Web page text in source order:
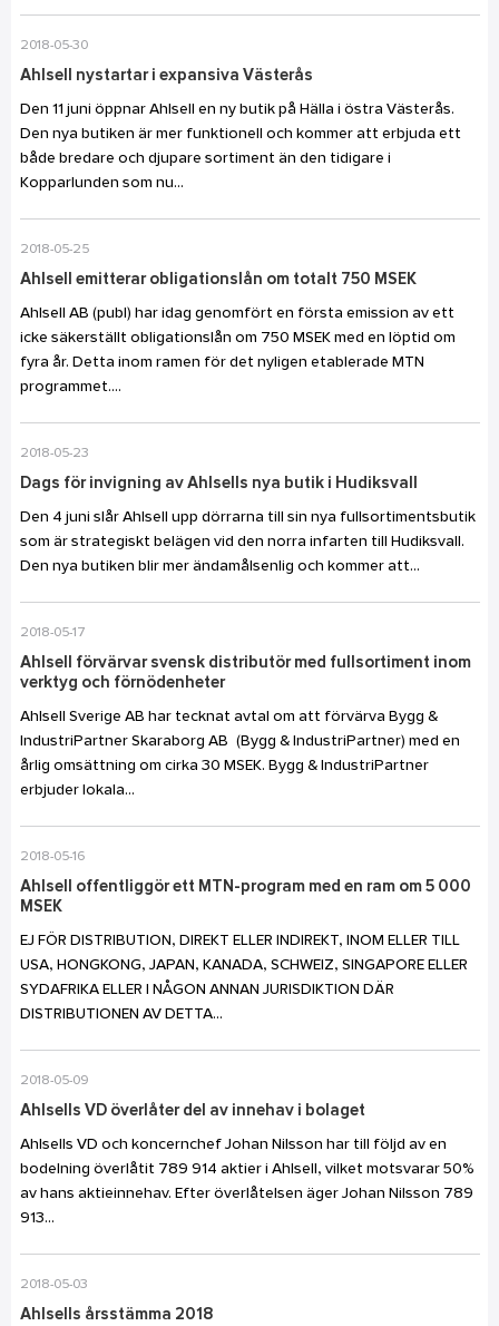
2018-05-30
Ahlsell nystartar i expansiva Västerås
Den 11 juni öppnar Ahlsell en ny butik på Hälla i östra Västerås.
Den nya butiken är mer funktionell och kommer att erbjuda ett
både bredare och djupare sortiment än den tidigare i
Kopparlunden som nu...
2018-05-25
Ahlsell emitterar obligationslån om totalt 750 MSEK
Ahlsell AB (publ) har idag genomfört en första emission av ett
icke säkerställt obligationslån om 750 MSEK med en löptid om
fyra år. Detta inom ramen för det nyligen etablerade MTN
programmet....
2018-05-23
Dags för invigning av Ahlsells nya butik i Hudiksvall
Den 4 juni slår Ahlsell upp dörrarna till sin nya fullsortimentsbutik
som är strategiskt belägen vid den norra infarten till Hudiksvall.
Den nya butiken blir mer ändamålsenlig och kommer att...
2018-05-17
Ahlsell förvärvar svensk distributör med fullsortiment inom
verktyg och förnödenheter
Ahlsell Sverige AB har tecknat avtal om att förvärva Bygg &
IndustriPartner Skaraborg AB (Bygg & IndustriPartner) med en
årlig omsättning om cirka 30 MSEK. Bygg & IndustriPartner
erbjuder lokala...
2018-05-16
Ahlsell offentliggör ett MTN-program med en ram om 5 000
MSEK
EJ FÖR DISTRIBUTION, DIREKT ELLER INDIREKT, INOM ELLER TILL
USA, HONGKONG, JAPAN, KANADA, SCHWEIZ, SINGAPORE ELLER
SYDAFRIKA ELLER I NÅGON ANNAN JURISDIKTION DÄR
DISTRIBUTIONEN AV DETTA...
2018-05-09
Ahlsells VD överlåter del av innehav i bolaget
Ahlsells VD och koncernchef Johan Nilsson har till följd av en
bodelning överlåtit 789 914 aktier i Ahlsell, vilket motsvarar 50%
av hans aktieinnehav. Efter överlåtelsen äger Johan Nilsson 789
913...
2018-05-03
Ahlsells årsstämma 2018